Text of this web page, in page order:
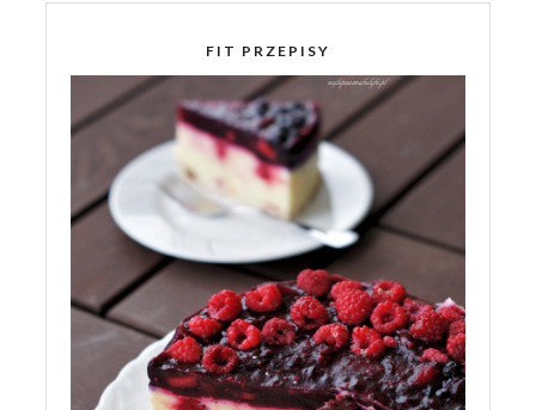
FIT PRZEPISY